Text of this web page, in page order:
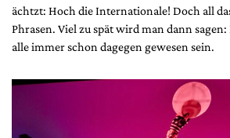
ächtzt: Hoch die Internationale! Doch all
Phrasen. Viel zu spät wird man dann sagen:
alle immer schon dagegen gewesen sein.